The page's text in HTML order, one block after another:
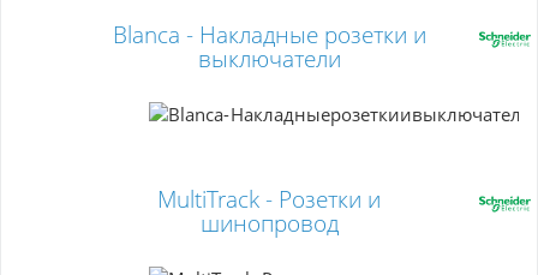
Blanca - Накладные розетки и
выключатели
MultiTrack - Розетки и
шинопровод